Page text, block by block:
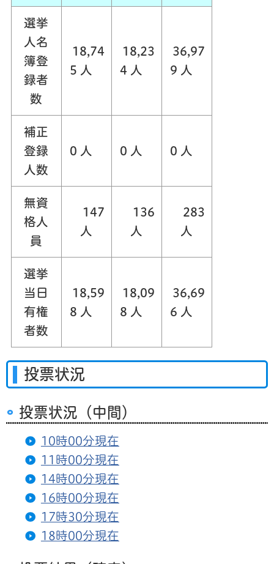
選挙
人名
簿登
録者
数
18,74
5 人
18,23
4 人
36,97
9 人
補正
登録
人数
0 人 0 人 0 人
無資
格人
員
147
人
136
人
283
人
選挙
当日
有権
者数
18,59
8 人
18,09
8 人
36,69
6 人
投票状況
投票状況（中間）
10時00分現在
11時00分現在
14時00分現在
16時00分現在
17時30分現在
18時00分現在